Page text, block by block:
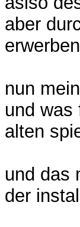
aber
nun
und was
alten
und das
der